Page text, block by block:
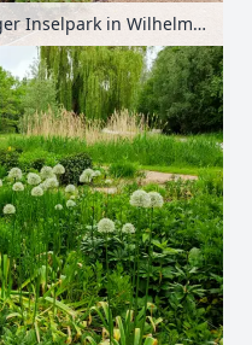
Staudenbeet im Wilhelmsburger Inselpark in Wilhelmsburg, Hamburg, Deutschland